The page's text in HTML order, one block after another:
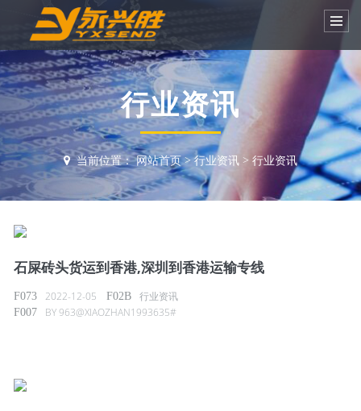
行业资讯
当前位置：网站首页>行业资讯> 行业资讯
石屎砖头货运到香港,深圳到香港运输专线
2022-12-05
行业资讯
BY963@XIAOZHAN1993635#